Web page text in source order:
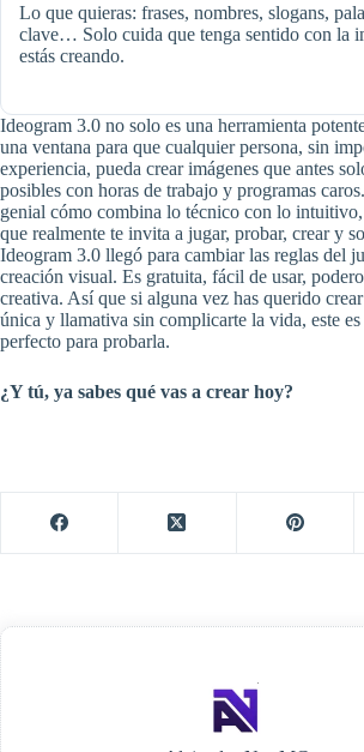
Lo que quieras: frases, nombres, slogans,
clave… Solo cuida que tenga sentido con la
estás creando.
Ideogram 3.0 no solo es una herramienta
una ventana para que cualquier persona, sin
experiencia, pueda crear imágenes que antes
posibles con horas de trabajo y programas
genial cómo combina lo técnico con lo
que realmente te invita a jugar, probar, crear y
Ideogram 3.0 llegó para cambiar las reglas del
creación visual. Es gratuita, fácil de usar,
creativa. Así que si alguna vez has querido
única y llamativa sin complicarte la vida, este
perfecto para probarla.
¿Y tú, ya sabes qué vas a crear hoy?